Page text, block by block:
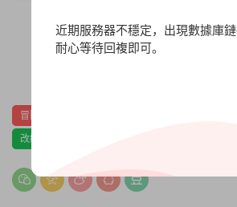
冒險
改編
近期服務器不穩定，出現數據庫
耐心等待回複即可。